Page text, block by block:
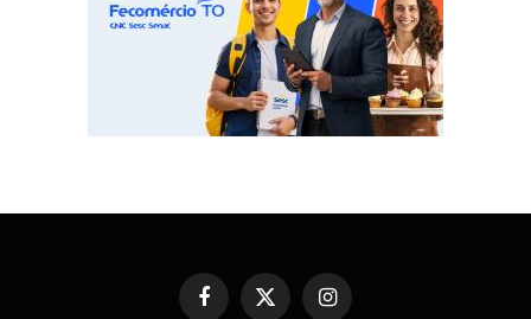
Facebook
X Instagram